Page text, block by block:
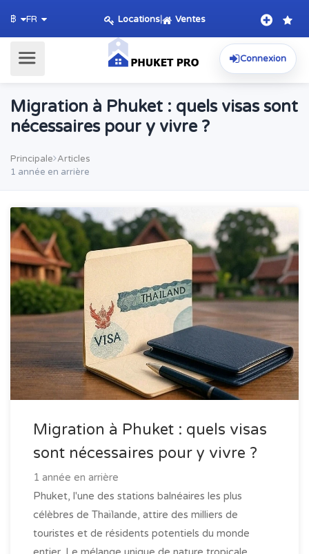
฿ FR Locations| Ventes
Connexion
Migration à Phuket : quels visas sont
nécessaires pour y vivre ?
Principale Articles
1 année en arrière
Migration à Phuket : quels visas
sont nécessaires pour y vivre ?
1 année en arrière
Phuket, l'une des stations balnéaires les plus
célèbres de Thaïlande, attire des milliers de
touristes et de résidents potentiels du monde